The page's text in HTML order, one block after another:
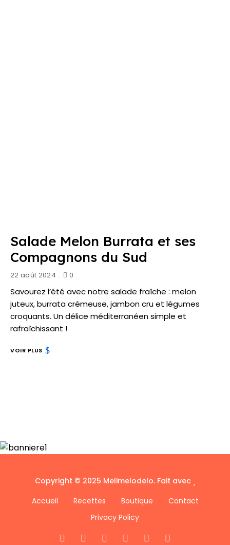
Salade Melon Burrata et ses
Compagnons du Sud
22 août 2024 0
Savourez l’été avec notre salade fraîche : melon
juteux, burrata crémeuse, jambon cru et légumes
croquants. Un délice méditerranéen simple et
rafraîchissant !
VOIR PLUS
Copyright © 2025 Melimelodelo. Fait avec
Accueil
Recettes Boutique
Contact
Privacy Policy